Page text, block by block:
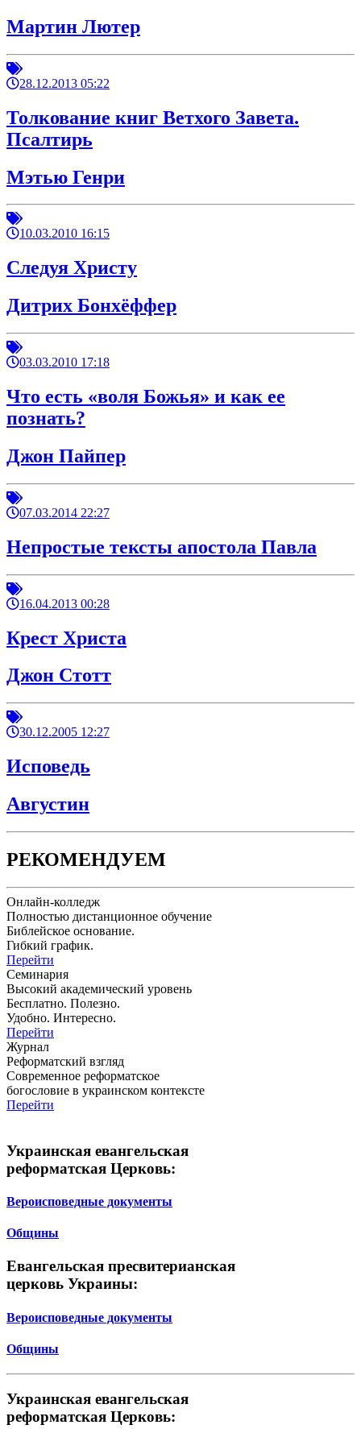
Мартин Лютер
28.12.2013 05:22
Толкование книг Ветхого Завета.
Псалтирь
Мэтью Генри
10.03.2010 16:15
Следуя Христу
Дитрих Бонхёффер
03.03.2010 17:18
Что есть «воля Божья» и как ее
познать?
Джон Пайпер
07.03.2014 22:27
Непростые тексты апостола Павла
16.04.2013 00:28
Крест Христа
Джон Стотт
30.12.2005 12:27
Исповедь
Августин
РЕКОМЕНДУЕМ
Онлайн-колледж
Полностью дистанционное обучение
Библейское основание.
Гибкий график.
Перейти
Семинария
Высокий академический уровень
Бесплатно. Полезно.
Удобно. Интересно.
Перейти
Журнал
Реформатский взгляд
Современное реформатское
богословие в украинском контексте
Перейти
Украинская евангельская
реформатская Церковь:
Вероисповедные документы
Общины
Евангельская пресвитерианская
церковь Украины:
Вероисповедные документы
Общины
Украинская евангельская
реформатская Церковь: